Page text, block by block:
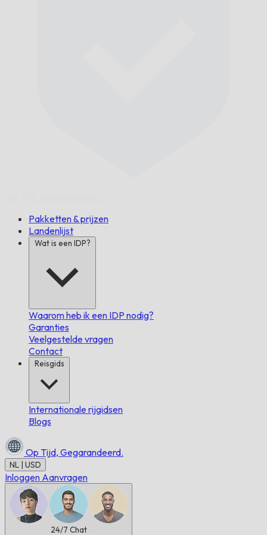
Pakketten & prijzen
Landenlijst
Wat is een IDP?
Waarom heb ik een IDP nodig?
Garanties
Veelgestelde vragen
Contact
Reisgids
Internationale rijgidsen
Blogs
Op Tijd, Gegarandeerd.
NL | USD
Inloggen Aanvragen
24/7 Chat